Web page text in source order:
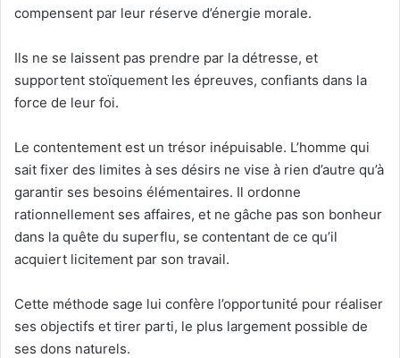
compensent par leur réserve d’énergie morale.
Ils ne se laissent pas prendre par la détresse, et
supportent stoïquement les épreuves, confiants dans la
force de leur foi.
Le contentement est un trésor inépuisable. L’homme qui
sait fixer des limites à ses désirs ne vise à rien d’autre qu’à
garantir ses besoins élémentaires. Il ordonne
rationnellement ses affaires, et ne gâche pas son bonheur
dans la quête du superflu, se contentant de ce qu’il
acquiert licitement par son travail.
Cette méthode sage lui confère l’opportunité pour réaliser
ses objectifs et tirer parti, le plus largement possible de
ses dons naturels.